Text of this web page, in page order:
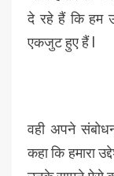
दे रहे हैं कि हम
एकजुट हुए हैं l
वही अपने
कहा कि हमारा